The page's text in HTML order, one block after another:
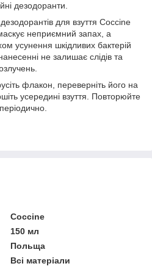
дезодоранти.
для взуття Coccine
неприємний запах, а
усунення шкідливих бактерій
не залишає слідів та
флакон, переверніть його на
усередині взуття. Повторюйте
Coccine
150 мл
Польща
Всі матеріали